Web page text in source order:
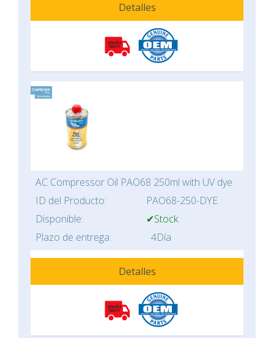
Detalles
AC Compressor Oil PAO68 250ml with UV dye
ID del Producto:
PAO68-250-DYE
Disponible:
✔Stock
Plazo de entrega:
4Día
Detalles